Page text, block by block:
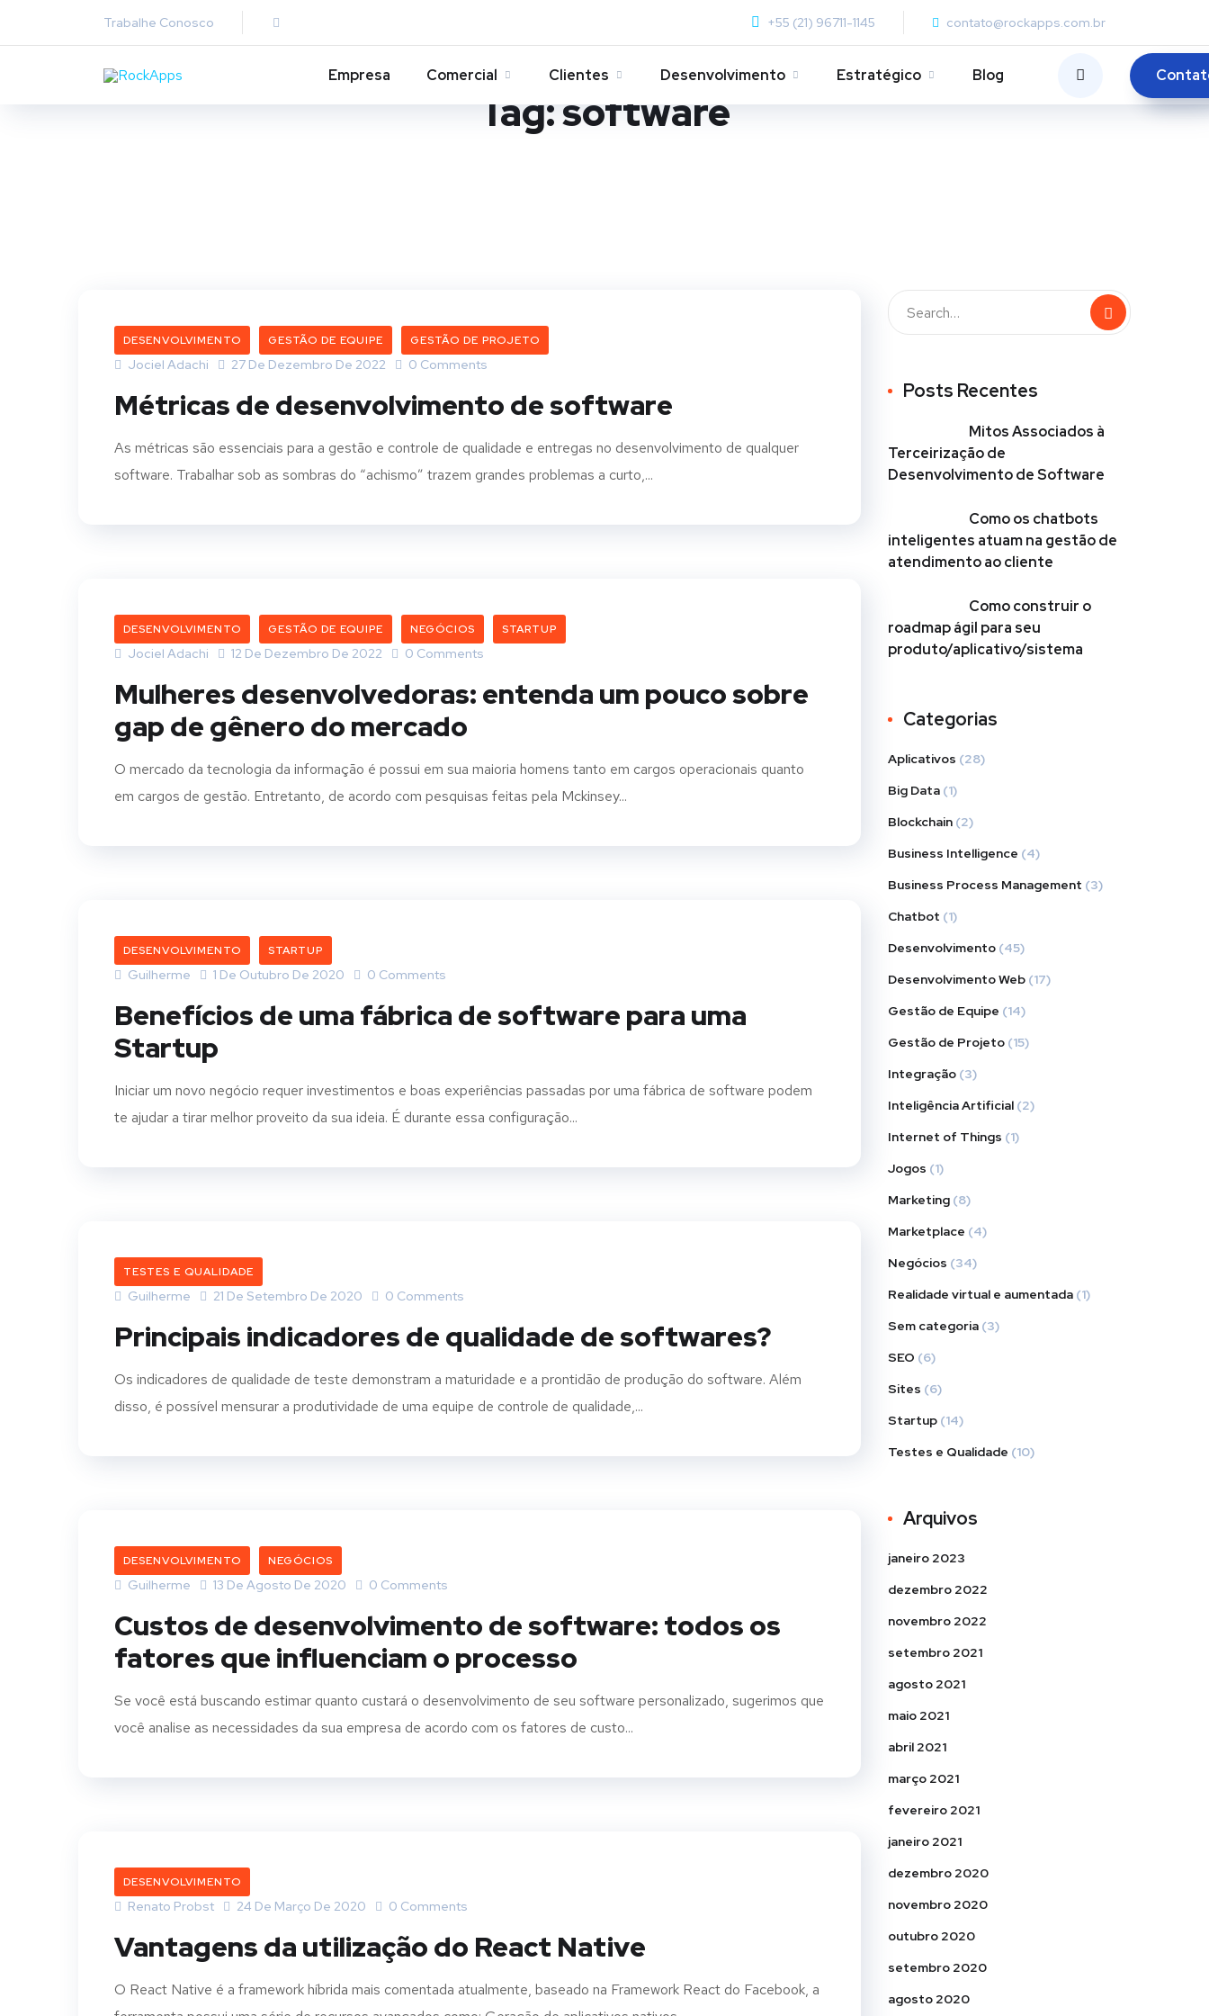
Trabalhe Conosco +55 (21) 96711-1145 contato@rockapps.com.br
Empresa Comercial Clientes Desenvolvimento Estratégico Blog
Tag:software
DESENVOLVIMENTO GESTÃO DE EQUIPE GESTÃO DE PROJETO
Jociel Adachi 27 De Dezembro De 2022 0 Comments
Métricas de desenvolvimento de software
As métricas são essenciais para a gestão e controle de qualidade e entregas no desenvolvimento de qualquer
software. Trabalhar sob as sombras do “achismo” trazem grandes problemas a curto,...
DESENVOLVIMENTO GESTÃO DE EQUIPE NEGÓCIOS STARTUP
Jociel Adachi 12 De Dezembro De 2022 0 Comments
Mulheres desenvolvedoras: entenda um pouco sobre
gap de gênero do mercado
O mercado da tecnologia da informação é possui em sua maioria homens tanto em cargos operacionais quanto
em cargos de gestão. Entretanto, de acordo com pesquisas feitas pela Mckinsey...
DESENVOLVIMENTO STARTUP
Guilherme 1 De Outubro De 2020 0 Comments
Benefícios de uma fábrica de software para uma
Startup
Iniciar um novo negócio requer investimentos e boas experiências passadas por uma fábrica de software podem
te ajudar a tirar melhor proveito da sua ideia. É durante essa configuração...
TESTES E QUALIDADE
Guilherme 21 De Setembro De 2020 0 Comments
Principais indicadores de qualidade de softwares?
Os indicadores de qualidade de teste demonstram a maturidade e a prontidão de produção do software. Além
disso, é possível mensurar a produtividade de uma equipe de controle de qualidade,...
DESENVOLVIMENTO NEGÓCIOS
Guilherme 13 De Agosto De 2020 0 Comments
Custos de desenvolvimento de software: todos os
fatores que influenciam o processo
Se você está buscando estimar quanto custará o desenvolvimento de seu software personalizado, sugerimos que
você analise as necessidades da sua empresa de acordo com os fatores de custo...
DESENVOLVIMENTO
Renato Probst 24 De Março De 2020 0 Comments
Vantagens da utilização do React Native
O React Native é a framework híbrida mais comentada atualmente, baseado na Framework React do Facebook, a
Posts Recentes
Mitos Associados à
Terceirização de
Desenvolvimento de Software
Como os chatbots
inteligentes atuam na gestão de
atendimento ao cliente
Como construir o
roadmap ágil para seu
produto/aplicativo/sistema
Categorias
Aplicativos (28)
Big Data (1)
Blockchain (2)
Business Intelligence (4)
Business Process Management (3)
Chatbot (1)
Desenvolvimento (45)
Desenvolvimento Web (17)
Gestão de Equipe (14)
Gestão de Projeto (15)
Integração (3)
Inteligência Artificial (2)
Internet of Things (1)
Jogos (1)
Marketing (8)
Marketplace (4)
Negócios (34)
Realidade virtual e aumentada (1)
Sem categoria (3)
SEO (6)
Sites (6)
Startup (14)
Testes e Qualidade (10)
Arquivos
janeiro 2023
dezembro 2022
novembro 2022
setembro 2021
agosto 2021
maio 2021
abril 2021
março 2021
fevereiro 2021
janeiro 2021
dezembro 2020
novembro 2020
outubro 2020
setembro 2020
agosto 2020